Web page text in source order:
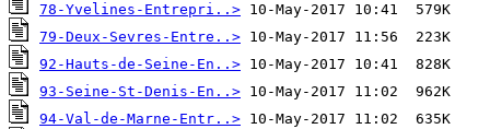
78-Yvelines-Entrepri..>
79-Deux-Sevres-Entre..>
92-Hauts-de-Seine-En..>
93-Seine-St-Denis-En..>
94-Val-de-Marne-Entr..>